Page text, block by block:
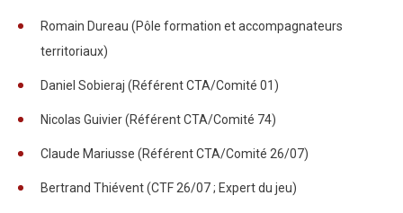
Romain Dureau (Pôle formation et accompagnateurs
territoriaux)
Daniel Sobieraj (Référent CTA/Comité 01)
Nicolas Guivier (Référent CTA/Comité 74)
Claude Mariusse (Référent CTA/Comité 26/07)
Bertrand Thiévent (CTF 26/07 ; Expert du jeu)